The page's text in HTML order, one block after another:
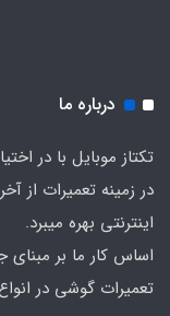
درباره ما
تکتاز موبایل با در
در زمینه تعمیرات از
اینترنتی بهره میبرد.
اساس کار ما بر
تعمیرات گوشی در